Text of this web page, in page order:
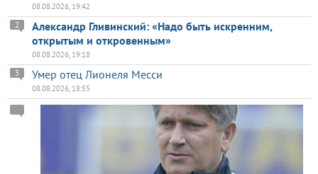
08.08.2026, 19:42
Александр Гливинский: «Надо быть искренним,
открытым и откровенным»
2
08.08.2026, 19:18
Умер отец Лионеля Месси
3
08.08.2026, 18:55